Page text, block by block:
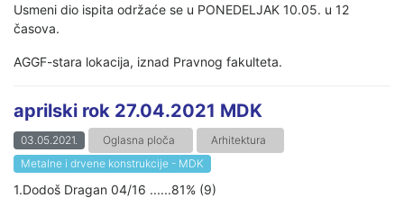
Usmeni dio ispita održaće se u PONEDELJAK 10.05. u 12
časova.
AGGF-stara lokacija, iznad Pravnog fakulteta.
aprilski rok 27.04.2021 MDK
03.05.2021. Oglasna ploča
Arhitektura
Metalne i drvene konstrukcije - MDK
1.Dodoš Dragan 04/16 ......81% (9)